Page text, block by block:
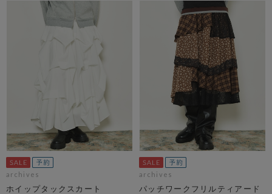
archives
ホイップタックスカート
archives
パッチワークフリルティアード